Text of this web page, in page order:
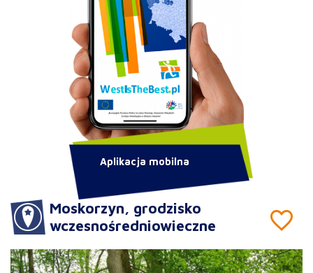
Moskorzyn, grodzisko
wczesnośredniowieczne
Aplikacja mobilna